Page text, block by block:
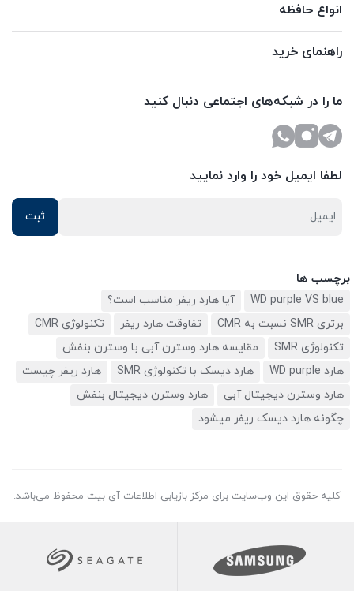
انواع حافظه
راهنمای خرید
ما را در شبکه‌های اجتماعی دنبال کنید
لطفا ایمیل خود را وارد نمایید
برچسب ها
WD purple VS blue
آیا هارد ریفر مناسب است؟
برتری SMR نسبت به CMR
تفاوقت هارد ریفر
تکنولوژی CMR
تکنولوژی SMR
مقایسه هارد وسترن آبی با وسترن بنفش
هارد WD purple
هارد دیسک با تکنولوژی SMR
هارد ریفر چیست
هارد وسترن دیجیتال آبی
هارد وسترن دیجیتال بنفش
چگونه هارد دیسک ریفر میشود
کلیه حقوق این وب‌سایت برای مرکز بازیابی اطلاعات آی بیت محفوظ می‌باشد.